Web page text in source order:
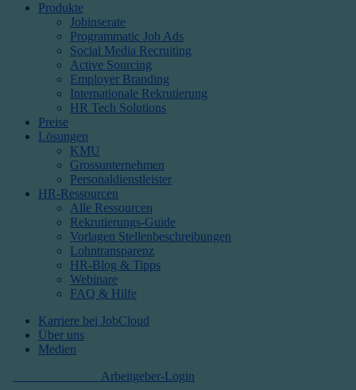
Produkte
Jobinserate
Programmatic Job Ads
Social Media Recruiting
Active Sourcing
Employer Branding
Internationale Rekrutierung
HR Tech Solutions
Preise
Lösungen
KMU
Grossunternehmen
Personaldienstleister
HR-Ressourcen
Alle Ressourcen
Rekrutierungs-Guide
Vorlagen Stellenbeschreibungen
Lohntransparenz
HR-Blog & Tipps
Webinare
FAQ & Hilfe
Karriere bei JobCloud​
Über uns
Medien
Arbeitgeber-Login